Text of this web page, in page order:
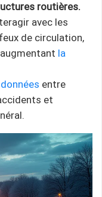
routières.
avec les
de circulation,
la
données entre
et